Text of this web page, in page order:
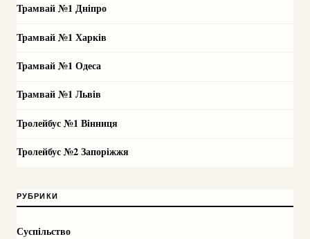
Трамвай №1 Дніпро
Трамвай №1 Харків
Трамвай №1 Одеса
Трамвай №1 Львів
Тролейбус №1 Вінниця
Тролейбус №2 Запоріжжя
РУБРИКИ
Суспільство